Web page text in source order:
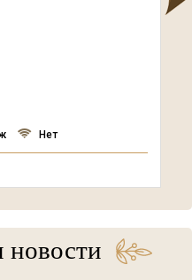
Нет
новости